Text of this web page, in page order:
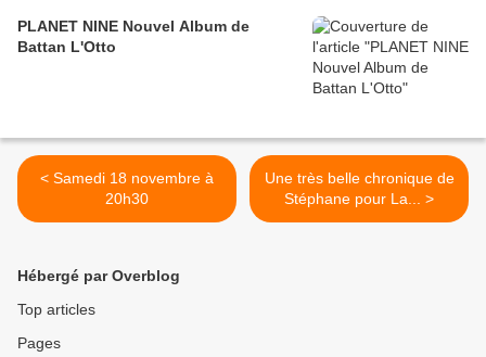
PLANET NINE Nouvel Album de
Battan L'Otto
< Samedi 18 novembre à
20h30
Une très belle chronique de
Stéphane pour La... >
Hébergé par Overblog
Top articles
Pages